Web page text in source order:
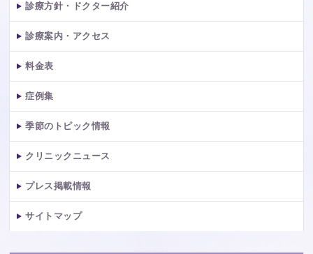
診療方針・ドクター紹介
診療案内・アクセス
料金表
症例集
季節のトピック情報
クリニックニュース
プレス掲載情報
サイトマップ